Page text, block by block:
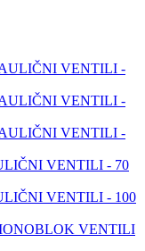
VENTILI -
VENTILI -
VENTILI -
VENTILI - 70
VENTILI - 100
VENTILI